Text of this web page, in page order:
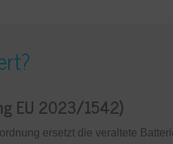
EU 2023/1542)
ersetzt die veraltete